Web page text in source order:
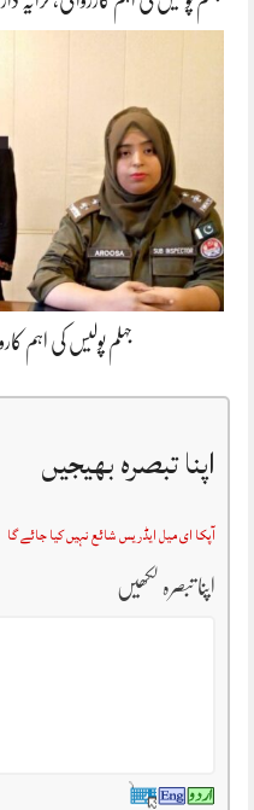
جہلم پولیس کی اہم کاروائی، 16 سالہ
اپنا تبصرہ بھیجیں
آپکا ای میل ایڈریس شائع نہیں کیا جائے گا
اپنا تبصرہ لکھیں